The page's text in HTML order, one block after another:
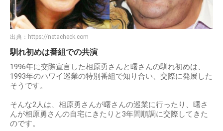
出典： https://netacheck.com
馴れ初めは番組での共演
1996年に交際宣言した相原勇さんと曙さんの馴れ初めは、
1993年のハワイ巡業の特別番組で知り合い、交際に発展した
そうです。
そんな2人は、相原勇さんが曙さんの巡業に行ったり、曙さ
んが相原勇さんの自宅にきたりと3年間順調に交際してきた
のです。